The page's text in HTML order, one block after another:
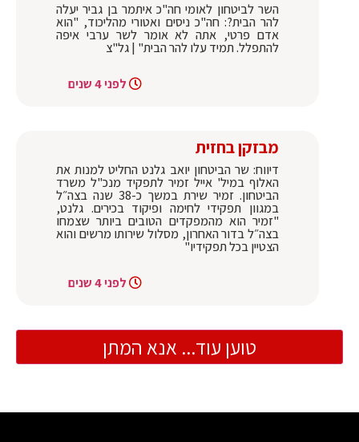
השר לביטחון לאומי חה"כ איתמר בן גביר יעלה
להר הבית?: חה"כ ניסים ואטורי מהליכוד, "הוא
אדם פרטי, אתה לא אומר לשר ערבי איפה
להתפלל. תמיד עלו להר הבית" | גל"צ
לפני 4 שנים
מבזקן בחזית
דיווח: שר הביטחון יואב גלנט החליט למנות את
האלוף במיל' אייל זמיר לתפקיד מנכ"ל משרד
הביטחון. זמיר שירת במשך כ-38 שנה בצה״ל
במגוון תפקידי לחימה ופיקוד בכירים. גלנט,
"זמיר הוא מהמפקדים הטובים ביותר שצמחו
בצה״ל בדור האחרון, מסלול שירותו מרשים והוא
הצטיין בכל תפקידיו"
לפני 4 שנים
טוען עוד... אנא המתן